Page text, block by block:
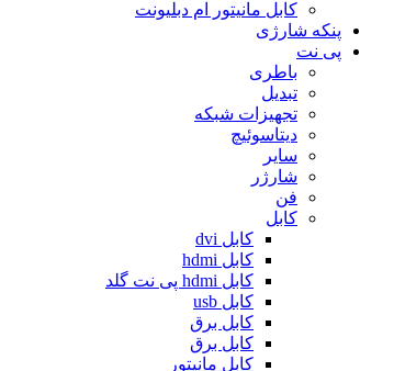
کابل مانیتور ام دبلیونت
پنکه شارژی
پی نت
باطری
تبدیل
تجهیزات شبکه
دیتاسوئیچ
سایر
شارژر
فن
کابل
کابل dvi
کابل hdmi
کابل hdmi پی نت گلد
کابل usb
کابل برق
کابل برق
کابل مانیتور